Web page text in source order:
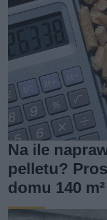
Na ile
pelletu?
domu 140 m²